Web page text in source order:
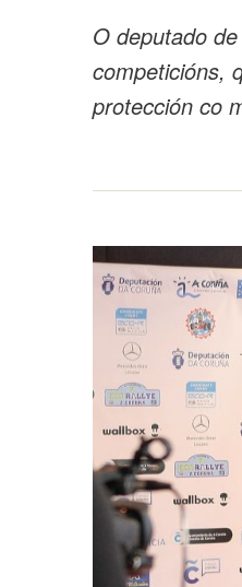
O deputado
competicións,
protección co